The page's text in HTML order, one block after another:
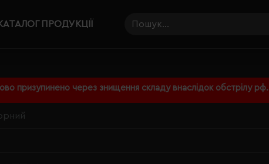
призупинено через знищення складу внаслідок обстрілу рф.
КАТАЛОГ ПРОДУКЦІЇ